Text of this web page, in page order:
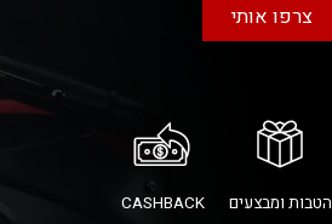
צרפו אותי
הטבות ומבצעים CASHBACK